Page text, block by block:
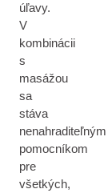
úľavy.
V
kombinácii
s
masážou
sa
stáva
nenahraditeľným
pomocníkom
pre
všetkých,